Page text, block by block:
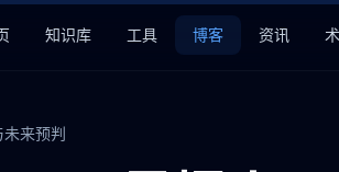
知识库 工具 博客 资讯
来预判